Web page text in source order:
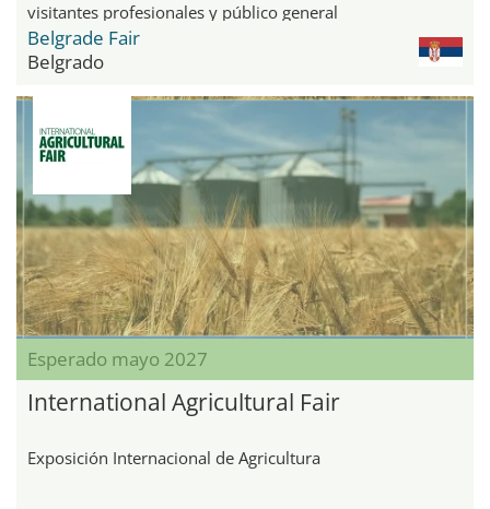
visitantes profesionales y público general
Belgrade Fair
Belgrado
Esperado mayo 2027
International Agricultural Fair
Exposición Internacional de Agricultura